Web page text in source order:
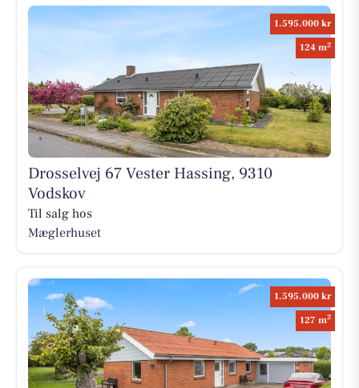
1.595.000 kr
124 m2
Drosselvej 67 Vester Hassing, 9310
Vodskov
Til salg hos
Mæglerhuset
1.595.000 kr
127 m2